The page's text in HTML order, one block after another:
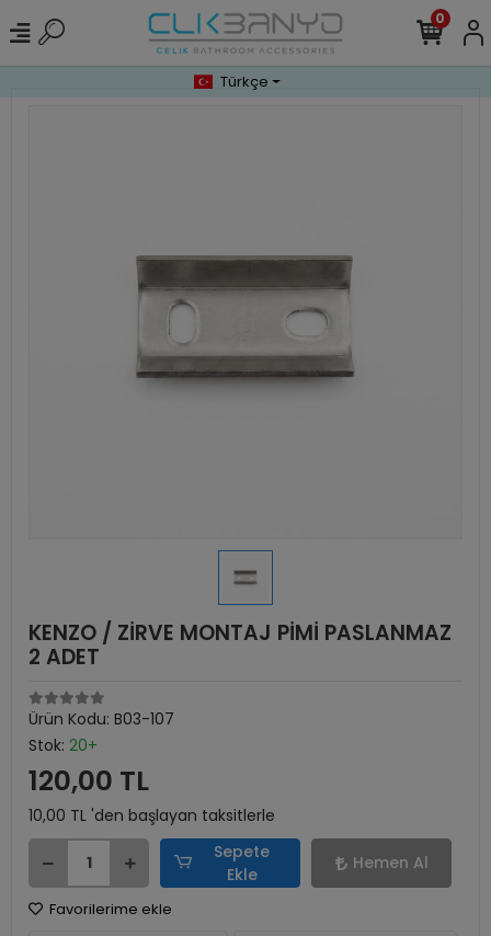
0
Türkçe
KENZO / ZİRVE MONTAJ PİMİ PASLANMAZ
2 ADET
Ürün Kodu: B03-107
Stok: 20+
120,00 TL
10,00 TL 'den başlayan taksitlerle
Sepete
Ekle
Hemen Al
Favorilerime ekle